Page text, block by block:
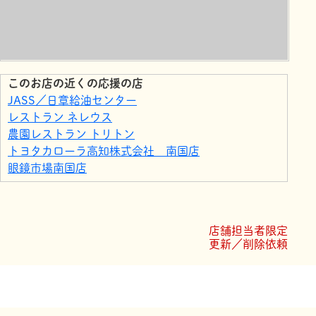
このお店の近くの応援の店
JASS／日章給油センター
レストラン ネレウス
農園レストラン トリトン
トヨタカローラ高知株式会社 南国店
眼鏡市場南国店
マクドナルド 南国サニーアクシス店
店舗担当者限定
更新／削除依頼